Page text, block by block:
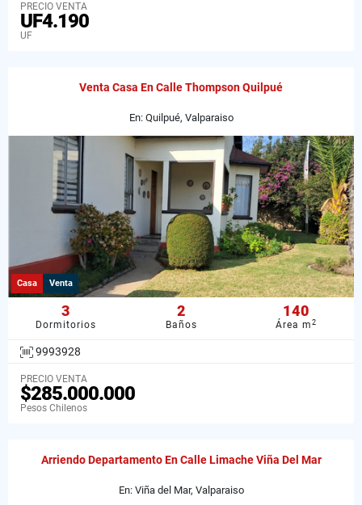
PRECIO VENTA
UF4.190
UF
Venta Casa En Calle Thompson Quilpué
En: Quilpué, Valparaiso
Casa Venta
3
Dormitorios
2
Baños
140
Área m2
9993928
PRECIO VENTA
$285.000.000
Pesos Chilenos
Arriendo Departamento En Calle Limache Viña Del Mar
En: Viña del Mar, Valparaiso